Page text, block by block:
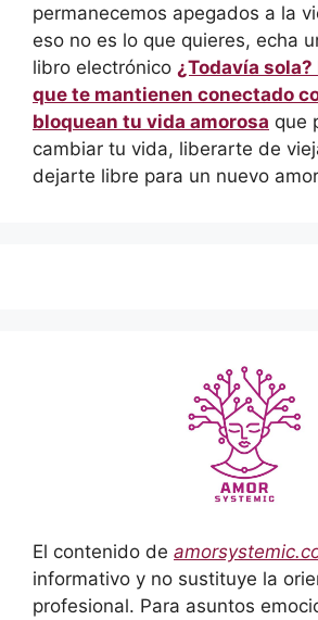
permanecemos apegados a la
eso no es lo que quieres, echa
libro electrónico ¿Todavía
que te mantienen conectado
bloquean tu vida amorosa que
cambiar tu vida, liberarte de
dejarte libre para un nuevo
El contenido de
informativo y no sustituye la
profesional. Para asuntos